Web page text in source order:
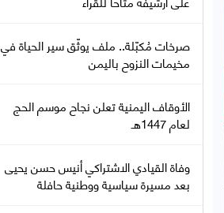
صرخات مُكبّلة.. ملف يوثّق سير الحياة في
مخيمات النزوح باليمن
الأوقاف اليمنية تعلن نجاح موسم الحج
لعام 1447هـ
وفاة القيادي الاشتراكي أنيس حسن يحيى
بعد مسيرة سياسية ووطنية حافلة